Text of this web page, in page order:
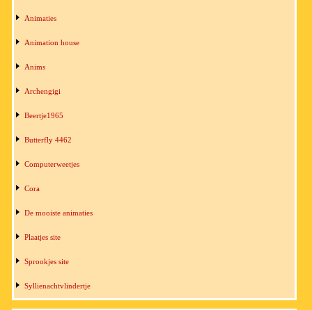
Animaties
Animation house
Anims
Archengigi
Beertje1965
Butterfly 4462
Computerweetjes
Cora
De mooiste animaties
Plaatjes site
Sprookjes site
Syllienachtvlindertje